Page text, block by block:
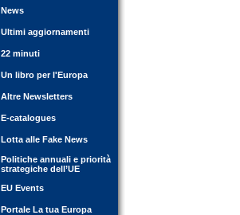
News
Ultimi aggiornamenti
22 minuti
Un libro per l'Europa
Altre Newsletters
E-catalogues
Lotta alle Fake News
Politiche annuali e priorità
strategiche dell’UE
EU Events
Portale La tua Europa